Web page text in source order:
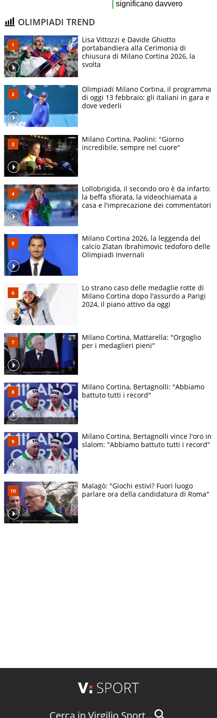
OLIMPIADI TREND
Lisa Vittozzi e Davide Ghiotto
portabandiera alla Cerimonia di
chiusura di Milano Cortina 2026, la
svolta
Olimpiadi Milano Cortina, il programma
di oggi 13 febbraio: gli italiani in gara e
dove vederli
Milano Cortina, Paolini: "Giorno
incredibile, sempre nel cuore"
Lollobrigida, il secondo oro è da infarto:
la beffa sfiorata, la videochiamata a
casa e l'imprecazione dei commentatori
Milano Cortina 2026, la leggenda del
calcio Zlatan Ibrahimovic tedoforo delle
Olimpiadi Invernali
Lo strano caso delle medaglie rotte di
Milano Cortina dopo l'assurdo a Parigi
2024, il piano attivo da oggi
Milano Cortina, Mattarella: "Orgoglio
per i medaglieri pieni"
Milano Cortina, Bertagnolli: "Abbiamo
battuto tutti i record"
Milano Cortina, Bertagnolli vince l'oro in
slalom: "Abbiamo battuto tutti i record"
Malagò: "Giochi estivi? Fuori luogo
parlare ora della candidatura di Roma"
Cerca in Virgilio Sport...